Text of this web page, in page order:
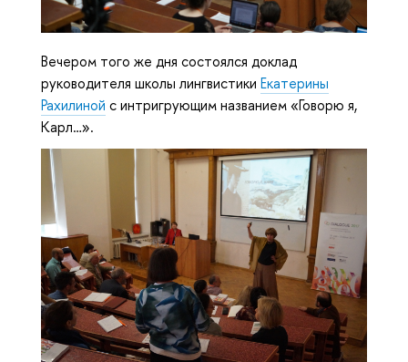
Вечером того же дня состоялся доклад
руководителя школы лингвистики Екатерины
Рахилиной с интригрующим названием «Говорю я,
Карл…».